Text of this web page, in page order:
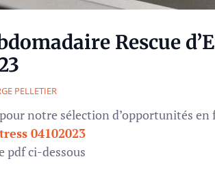
Rescue
PELLETIER
notre sélection d’opportunités en
04102023
pdf ci-dessous